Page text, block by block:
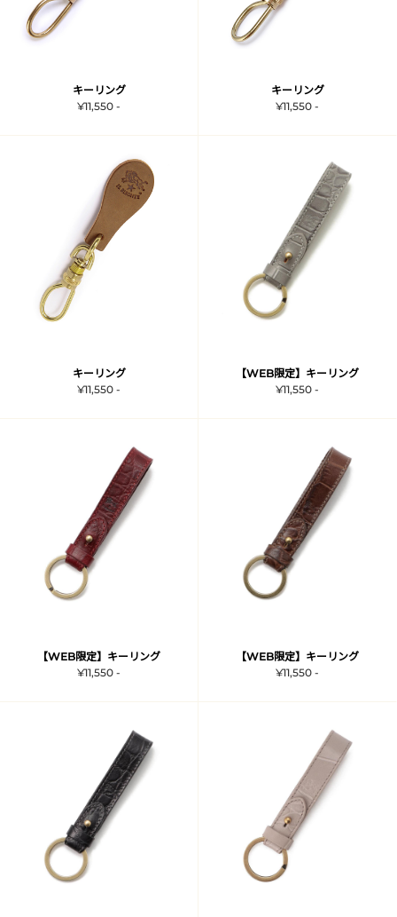
キーリング
¥11,550 -
キーリング
¥11,550 -
キーリング
¥11,550 -
【WEB限定】キーリング
¥11,550 -
【WEB限定】キーリング
¥11,550 -
【WEB限定】キーリング
¥11,550 -